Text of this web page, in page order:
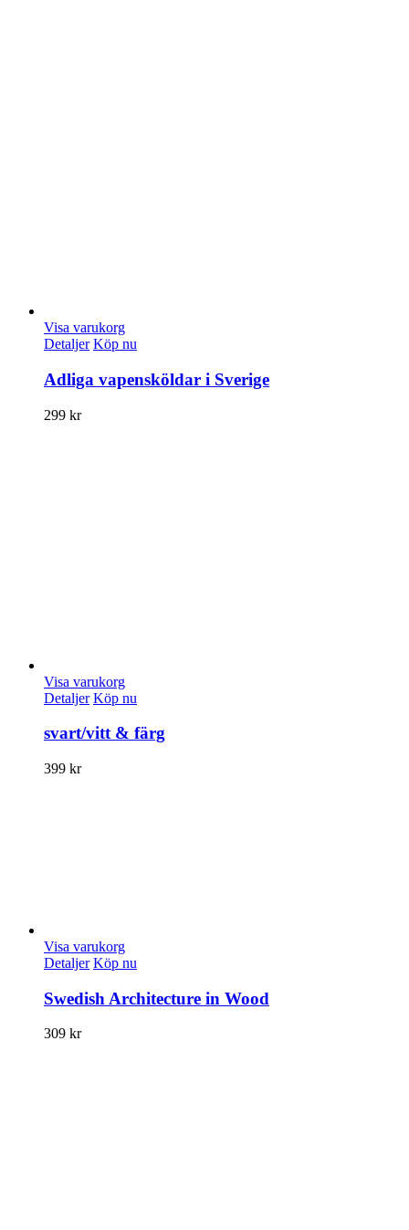
Visa varukorg
Detaljer Köp nu
Adliga vapensköldar i Sverige
299 kr
Visa varukorg
Detaljer Köp nu
svart/vitt & färg
399 kr
Visa varukorg
Detaljer Köp nu
Swedish Architecture in Wood
309 kr